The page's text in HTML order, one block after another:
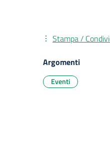
Stampa /
Argomenti
Eventi